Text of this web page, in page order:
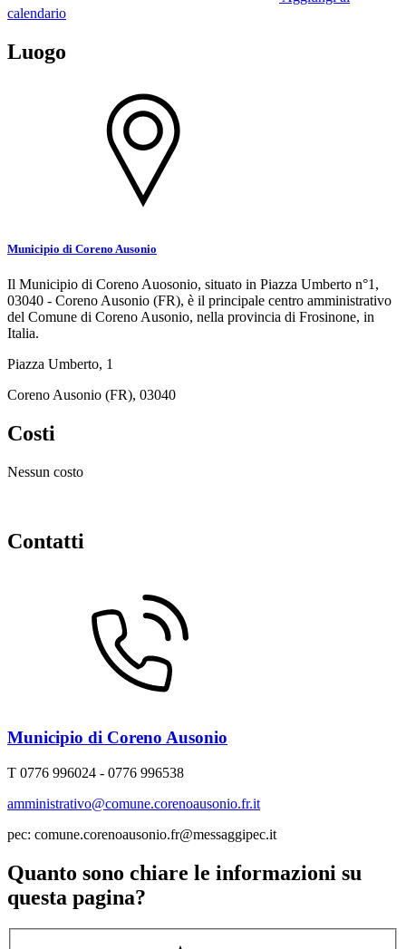
calendario
Luogo
Municipio di Coreno Ausonio
Il Municipio di Coreno Auosonio, situato in Piazza Umberto n°1,
03040 - Coreno Ausonio (FR), è il principale centro amministrativo
del Comune di Coreno Ausonio, nella provincia di Frosinone, in
Italia.
Piazza Umberto, 1
Coreno Ausonio (FR), 03040
Costi
Nessun costo
Contatti
Municipio di Coreno Ausonio
T 0776 996024 - 0776 996538
amministrativo@comune.corenoausonio.fr.it
pec: comune.corenoausonio.fr@messaggipec.it
Quanto sono chiare le informazioni su
questa pagina?